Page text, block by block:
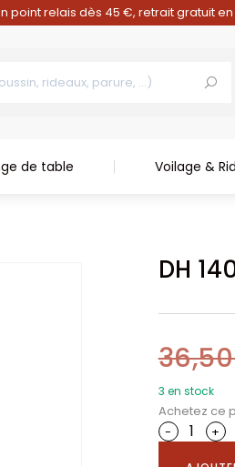
point relais dès 45 €, retrait gratuit
de table Voilage &
DH
3 en stock
Achetez ce
-
+